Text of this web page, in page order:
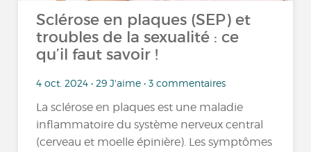
Sclérose en plaques (SEP) et
troubles de la sexualité : ce
qu’il faut savoir !
4 oct. 2024 • 29 J'aime • 3 commentaires
La sclérose en plaques est une maladie
inflammatoire du système nerveux central
(cerveau et moelle épinière). Les symptômes